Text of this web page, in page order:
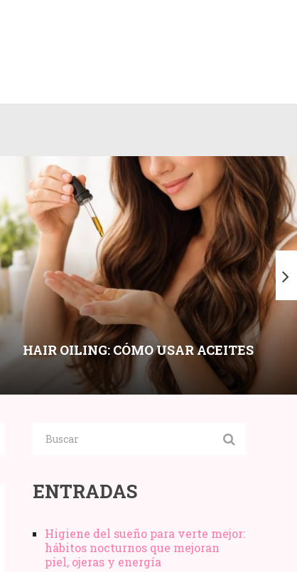
HAIR OILING: CÓMO USAR ACEITES
CAPILARES SIN ENGRASAR SEGÚN
POROSIDAD Y TIPO DE CABELLO
Compartir:
ENTRADAS
Higiene del sueño para verte mejor:
hábitos nocturnos que mejoran
piel, ojeras y energía